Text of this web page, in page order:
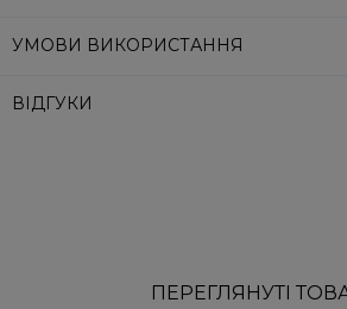
УМОВИ ВИКОРИСТАННЯ
ВІДГУКИ
ПЕРЕГЛЯНУТІ